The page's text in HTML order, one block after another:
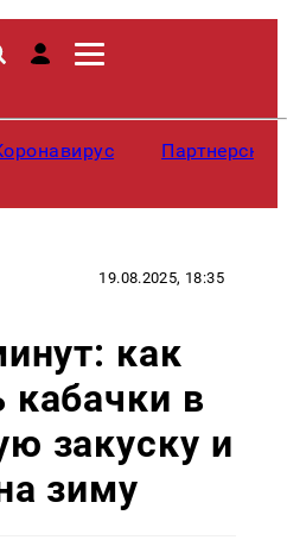
19.08.2025, 18:35
как
кабачки в
закуску и
зиму